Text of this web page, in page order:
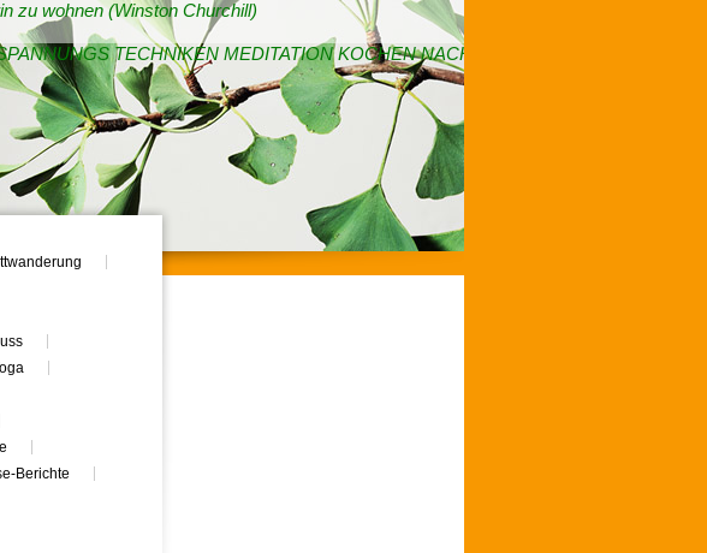
zu wohnen (Winston Churchill)
TECHNIKEN MEDITATION KOCHEN NACH AYURVEDA AERIAL YOGA
Berichte